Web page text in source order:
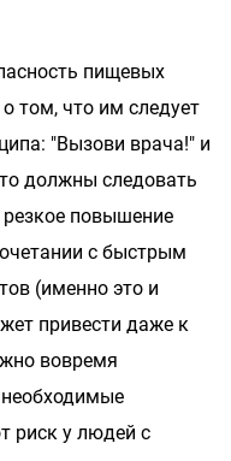
пищевых
том, что им следует
"Вызови врача!" и
должны следовать
повышение
с быстрым
(именно это и
привести даже к
вовремя
необходимые
риск у людей с